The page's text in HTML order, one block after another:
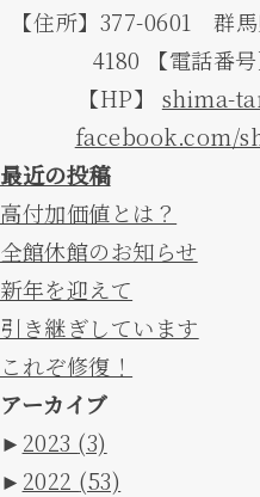
【住所】377-0601 群
4180 【電話番
【HP】 shima-
facebook.com/
最近の投稿
高付加価値とは？
全館休館のお知らせ
新年を迎えて
引き継ぎしています
これぞ修復！
アーカイブ
► 2023 (3)
► 2022 (53)